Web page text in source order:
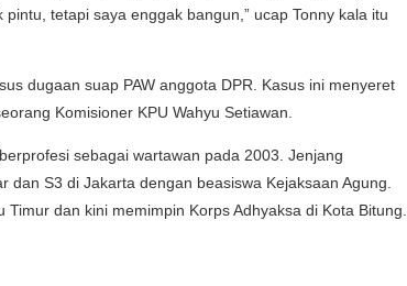
tetapi saya enggak bangun,” ucap Tonny kala itu
dugaan suap PAW anggota DPR. Kasus ini menyeret
Komisioner KPU Wahyu Setiawan.
sebagai wartawan pada 2003. Jenjang
dan S3 di Jakarta dengan beasiswa Kejaksaan Agung.
dan kini memimpin Korps Adhyaksa di Kota Bitung.